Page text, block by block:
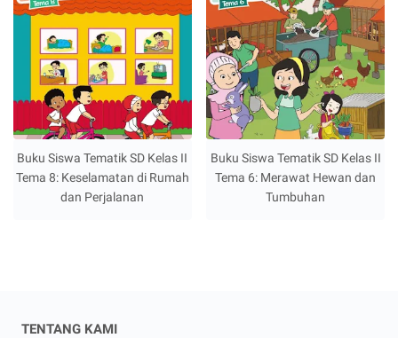
Buku Siswa Tematik SD Kelas II
Tema 8: Keselamatan di Rumah
dan Perjalanan
Buku Siswa Tematik SD Kelas II
Tema 6: Merawat Hewan dan
Tumbuhan
TENTANG KAMI